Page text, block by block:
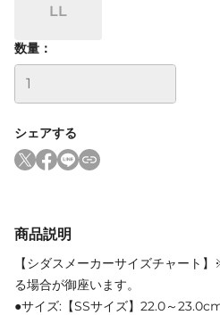
LL
数量：
シェアする
商品説明
【シダスメーカーサイズチャート
る場合が御座います。
●サイズ:【SSサイズ】22.0～